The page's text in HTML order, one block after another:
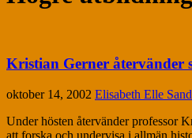
Kristian Gerner återvänder
oktober 14, 2002 Elisabeth Elle
Under hösten återvänder professor
att forska och undervisa i allmän